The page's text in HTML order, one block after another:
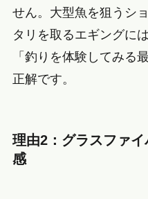
せん。大型魚を狙うシ
タリを取るエギングに
「釣りを体験してみる
正解です。
理由2：グラスファ
感